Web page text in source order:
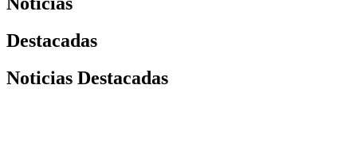
Destacadas
Noticias Destacadas